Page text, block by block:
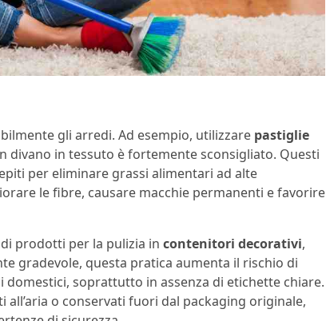
gli arredi. Ad esempio, utilizzare pastiglie
divano in tessuto è fortemente sconsigliato. Questi
per eliminare grassi alimentari ad alte
le fibre, causare macchie permanenti e favorire
prodotti per la pulizia in contenitori decorativi,
gradevole, questa pratica aumenta il rischio di
soprattutto in assenza di etichette chiare.
o conservati fuori dal packaging originale,